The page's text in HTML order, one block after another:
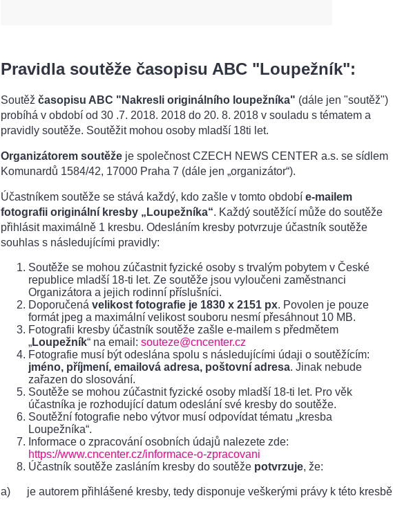
Pravidla soutěže časopisu ABC "Loupežník":
Soutěž časopisu ABC "Nakresli originálního loupežníka" (dále jen "soutěž")
probíhá v období od 30 .7. 2018. 2018 do 20. 8. 2018 v souladu s tématem a
pravidly soutěže. Soutěžit mohou osoby mladší 18ti let.
Organizátorem soutěže je společnost CZECH NEWS CENTER a.s. se sídlem
Komunardů 1584/42, 17000 Praha 7 (dále jen „organizátor“).
Účastníkem soutěže se stává každý, kdo zašle v tomto období e-mailem
fotografii originální kresby „Loupežníka“. Každý soutěžící může do soutěže
přihlásit maximálně 1 kresbu. Odesláním kresby potvrzuje účastník soutěže
souhlas s následujícími pravidly:
Soutěže se mohou zúčastnit fyzické osoby s trvalým pobytem v České
republice mladší 18-ti let. Ze soutěže jsou vyloučeni zaměstnanci
Organizátora a jejich rodinní příslušníci.
Doporučená velikost fotografie je 1830 x 2151 px. Povolen je pouze
formát jpeg a maximální velikost souboru nesmí přesáhnout 10 MB.
Fotografii kresby účastník soutěže zašle e-mailem s předmětem
„Loupežník“ na email: souteze@cncenter.cz
Fotografie musí být odeslána spolu s následujícími údaji o soutěžícím:
jméno, příjmení, emailová adresa, poštovní adresa. Jinak nebude
zařazen do slosování.
Soutěže se mohou zúčastnit fyzické osoby mladší 18-ti let. Pro věk
účastníka je rozhodující datum odeslání své kresby do soutěže.
Soutěžní fotografie nebo výtvor musí odpovídat tématu „kresba
Loupežníka“.
Informace o zpracování osobních údajů nalezete zde:
https://www.cncenter.cz/informace-o-zpracovani
Účastník soutěže zasláním kresby do soutěže potvrzuje, že:
a) je autorem přihlášené kresby, tedy disponuje veškerými právy k této kresbě